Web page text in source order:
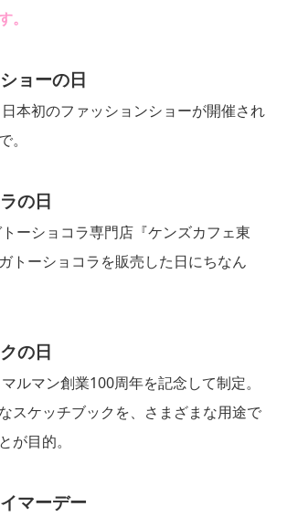
。
ョーの日
本初のファッションショーが開催され
。
の日
ーショコラ専門店『ケンズカフェ東
トーショコラを販売した日にちなん
の日
ルマン創業100周年を記念して制定。
スケッチブックを、さまざまな用途で
が目的。
マーデー